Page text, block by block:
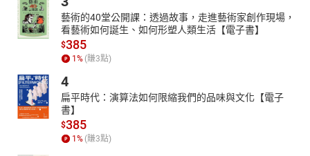
藝術的40堂公開課：透過故事，走進藝術家創作現場，
看藝術如何誕生、如何形塑人類生活【電子書】
$385
1 % (賺3點)
4
扁平時代：演算法如何限縮我們的品味與文化【電子
書】
$385
1 % (賺3點)